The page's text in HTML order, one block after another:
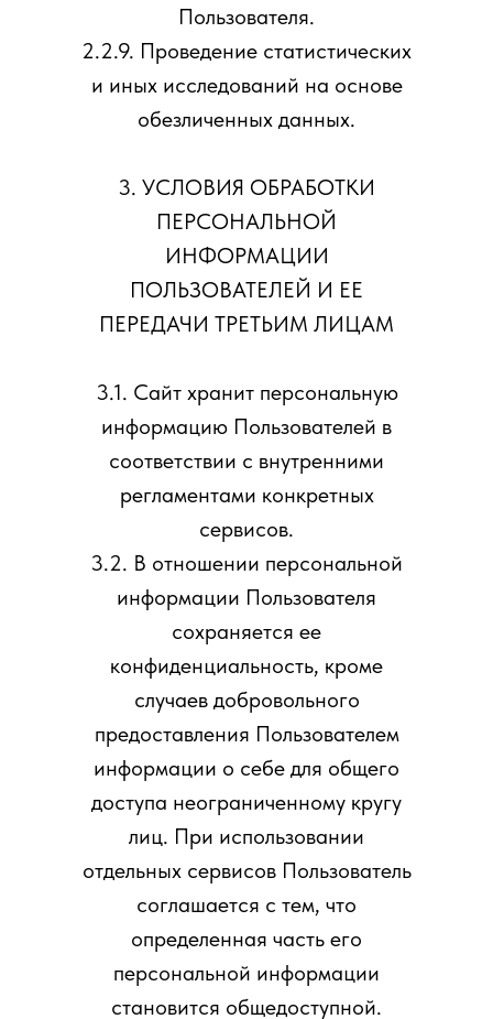
Пользователя.
2.2.9. Проведение статистических
и иных исследований на основе
обезличенных данных.
3. УСЛОВИЯ ОБРАБОТКИ
ПЕРСОНАЛЬНОЙ
ИНФОРМАЦИИ
ПОЛЬЗОВАТЕЛЕЙ И ЕЕ
ПЕРЕДАЧИ ТРЕТЬИМ ЛИЦАМ
3.1. Сайт хранит персональную
информацию Пользователей в
соответствии с внутренними
регламентами конкретных
сервисов.
3.2. В отношении персональной
информации Пользователя
сохраняется ее
конфиденциальность, кроме
случаев добровольного
предоставления Пользователем
информации о себе для общего
доступа неограниченному кругу
лиц. При использовании
отдельных сервисов Пользователь
соглашается с тем, что
определенная часть его
персональной информации
становится общедоступной.